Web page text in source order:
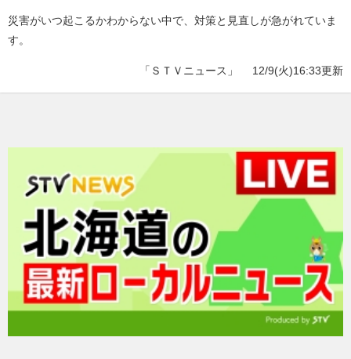
災害がいつ起こるかわからない中で、対策と見直しが急がれていま
す。
「ＳＴＶニュース」 12/9(火)16:33更新